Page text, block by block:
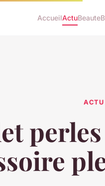
AccueilActuBeaute
ACTU